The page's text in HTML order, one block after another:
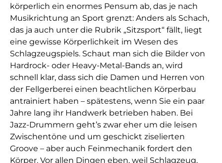
körperlich ein enormes Pensum ab, das je nach
Musikrichtung an Sport grenzt: Anders als Schach,
das ja auch unter die Rubrik „Sitzsport“ fällt, liegt
eine gewisse Körperlichkeit im Wesen des
Schlagzeugspiels. Schaut man sich die Bilder von
Hardrock- oder Heavy-Metal-Bands an, wird
schnell klar, dass sich die Damen und Herren von
der Fellgerberei einen beachtlichen Körperbau
antrainiert haben – spätestens, wenn Sie ein paar
Jahre lang ihr Handwerk betrieben haben. Bei
Jazz-Drummern geht’s zwar eher um die leisen
Zwischentöne und um geschickt ziselierten
Groove – aber auch Feinmechanik fordert den
Körper. Vor allen Dingen eben, weil Schlagzeug,